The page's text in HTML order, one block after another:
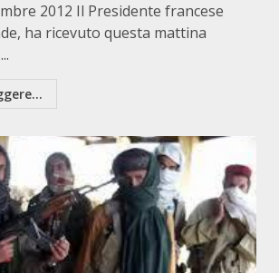
2012 Il Presidente francese
ha ricevuto questa mattina